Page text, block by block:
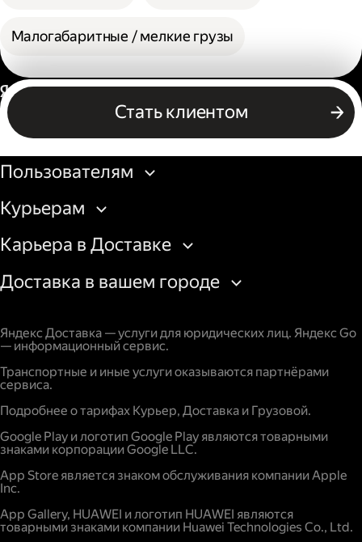
Малогабаритные / мелкие грузы
Стать клиентом
Россия
Бизнесу
Пользователям
Курьерам
Карьера в Доставке
Доставка в вашем городе
Яндекс Доставка — услуги для юридических лиц. Яндекс Go
— информационный сервис.
Транспортные и иные услуги оказываются партнёрами
сервиса.
Подробнее о тарифах Курьер, Доставка и Грузовой.
Google Play и логотип Google Play являются товарными
знаками корпорации Google LLC.
App Store является знаком обслуживания компании Apple
Inc.
App Gallery, HUAWEI и логотип HUAWEI являются
товарными знаками компании Huawei Technologies Co., Ltd.